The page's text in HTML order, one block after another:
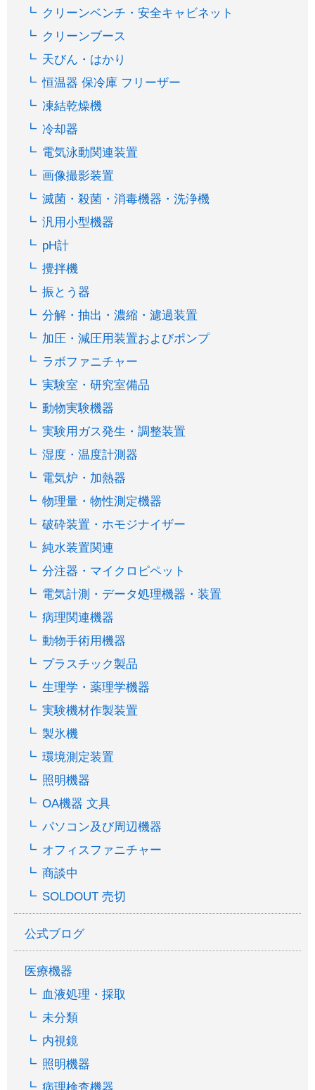
クリーンベンチ・安全キャビネット
クリーンブース
天びん・はかり
恒温器 保冷庫 フリーザー
凍結乾燥機
冷却器
電気泳動関連装置
画像撮影装置
滅菌・殺菌・消毒機器・洗浄機
汎用小型機器
pH計
攪拌機
振とう器
分解・抽出・濃縮・濾過装置
加圧・減圧用装置およびポンプ
ラボファニチャー
実験室・研究室備品
動物実験機器
実験用ガス発生・調整装置
湿度・温度計測器
電気炉・加熱器
物理量・物性測定機器
破砕装置・ホモジナイザー
純水装置関連
分注器・マイクロピペット
電気計測・データ処理機器・装置
病理関連機器
動物手術用機器
プラスチック製品
生理学・薬理学機器
実験機材作製装置
製氷機
環境測定装置
照明機器
OA機器 文具
パソコン及び周辺機器
オフィスファニチャー
商談中
SOLDOUT 売切
公式ブログ
医療機器
血液処理・採取
未分類
内視鏡
照明機器